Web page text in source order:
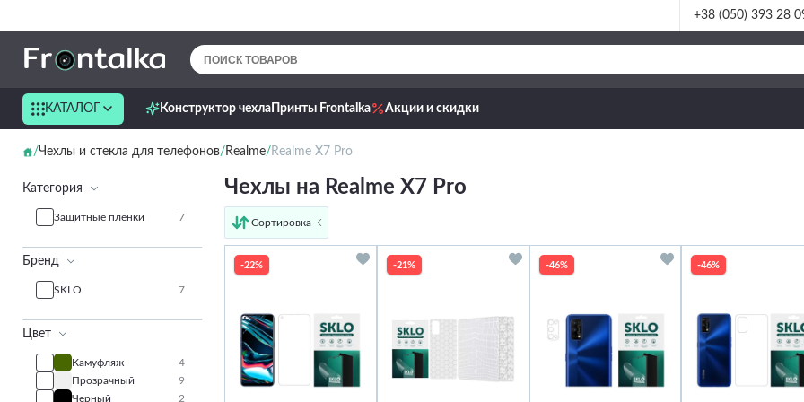
+38 (050) 393 28
КАТАЛОГ Конструктор чехла Принты Frontalka Акции и скидки
Чехлы и стекла для телефонов Realme Realme X7 Pro
Категория
Защитные плёнки 7
Бренд
SKLO 7
Цвет
Камуфляж
4
Прозрачный
9
Черный
2
Чехлы на Realme X7 Pro
Сортировка
от дешёвых к дорогим
от дорогих к дешёвым
-22% -21% -46% -46%